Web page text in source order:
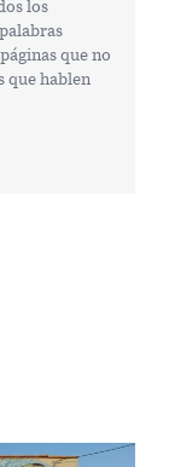
los
que no
que hablen